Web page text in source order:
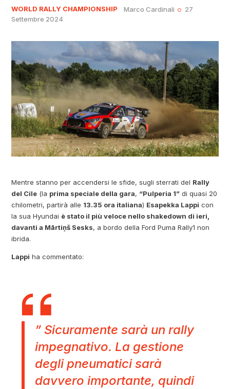
WORLD RALLY CHAMPIONSHIP Marco Cardinali
27
Settembre 2024
Mentre stanno per accendersi le sfide, sugli sterrati del Rally
del Cile (la prima speciale della gara, “Pulperia 1” di quasi 20
chilometri, partirà alle 13.35 ora italiana) Esapekka Lappi con
la sua Hyundai è stato il più veloce nello shakedown di ieri,
davanti a Mārtiņš Sesks, a bordo della Ford Puma Rally1 non
ibrida.
Lappi ha commentato:
” Sicuramente sarà un rally
impegnativo. La gestione
degli pneumatici sarà
davvero importante, quindi